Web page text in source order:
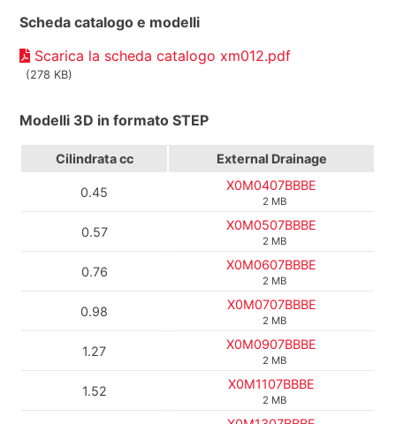
Scheda catalogo e modelli
Scarica la scheda catalogo xm012.pdf
(278 KB)
Modelli 3D in formato STEP
Cilindratacc External Drainage
0.45 X0M0407BBBE
2 MB
0.57 X0M0507BBBE
2 MB
0.76 X0M0607BBBE
2 MB
0.98 X0M0707BBBE
2 MB
1.27 X0M0907BBBE
2 MB
1.52 X0M1107BBBE
2 MB